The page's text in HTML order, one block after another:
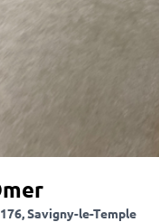
Savigny-le-Temple